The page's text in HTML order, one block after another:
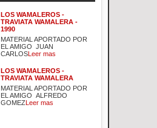
LOS WAMALEROS -
TRAVIATA WAMALERA -
1990
MATERIAL APORTADO POR
EL AMIGO JUAN
CARLOSLeer mas
LOS WAMALEROS -
TRAVIATA WAMALERA
MATERIAL APORTADO POR
EL AMIGO ALFREDO
GOMEZLeer mas